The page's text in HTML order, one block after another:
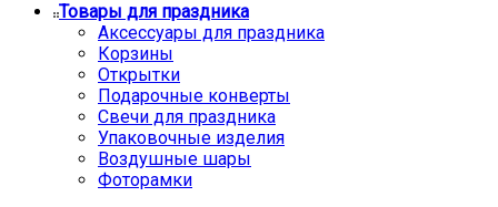
Товары для праздника
Аксессуары для праздника
Корзины
Открытки
Подарочные конверты
Свечи для праздника
Упаковочные изделия
Воздушные шары
Фоторамки